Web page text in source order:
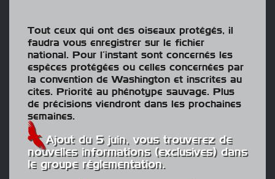
Tout ceux qui ont des oiseaux protégés, il
faudra vous enregistrer sur le fichier
national. Pour l’instant sont concernés les
espèces protégées ou celles concernées par
la convention de Washington et inscrites au
cites. Priorité au phénotype sauvage. Plus
de précisions viendront dans les prochaines
semaines.
Ajout du 5 juin, vous trouverez de
nouvelles informations (exclusives) dans
le groupe réglementation.